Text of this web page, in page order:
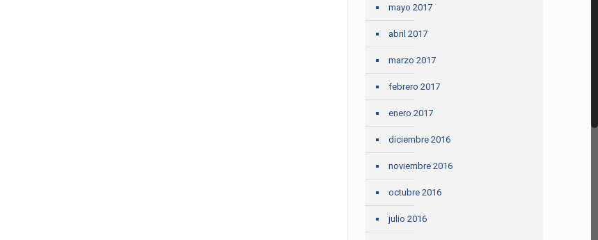
mayo 2017
abril 2017
marzo 2017
febrero 2017
enero 2017
diciembre 2016
noviembre 2016
octubre 2016
julio 2016